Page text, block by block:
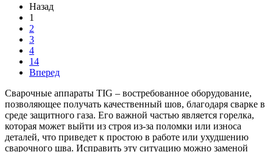
Назад
1
2
3
4
14
Вперед
Сварочные аппараты TIG – востребованное оборудование,
позволяющее получать качественный шов, благодаря сварке в
среде защитного газа. Его важной частью является горелка,
которая может выйти из строя из-за поломки или износа
деталей, что приведет к простою в работе или ухудшению
сварочного шва. Исправить эту ситуацию можно заменой